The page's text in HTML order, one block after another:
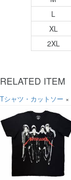
L
XL
2XL
RELATED ITEM
Tシャツ・カットソー ×